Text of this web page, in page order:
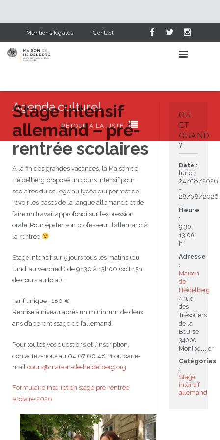
Mentions légales Contact
AGENDA CULTUREL
Événements
Lieux
Catégories
APPRENDRE L’ALLEMAND
Pourquoi apprendre l’allemand
Cours d’allemand
Cours pour adultes
Niveaux de base
Perfectionnement
Cours thématiques
Atelier de chant
Formation professionnelle
Cours enfants / ados
Cours particuliers
Stages intensifs
Centre d’examens
Inscriptions et tarifs
Tandem linguistique
L’allemand dans le scolaire
Infos profs d’allemand
Matériel pédagogique
Formation des enseignants
Infos pour les parents
Section Internationale Allemand
AbiBac
NOS SERVICES
Bibliothèque
Dernières acquisitions
Cercle de lecture
Onleihe – Prêt en ligne
Deutsch-französische Corona-Chroniken
écolotude
Conseil de mobilité
Coaching individuel
Point info
Volontariat écologique
Opportunités
Petites annonces
Parcourir les annonces
Rédiger une annonce
Brieffreunde@correspondants
Classe@Klasse
Inscription pour les classes françaises
Anmeldung für deutsche Klassen
Inscription à notre newsletter
HEIDELBERG & NOUS
Visite en photos
Notre équipe
Equipe de Montpellier
Equipe de Heidelberg
Jumelage Heidelberg / Montpellier
50 ans en 2016
Maison de Montpellier
Plan d’accès
PARTENAIRES
Partenaires institutionnels
Coopérations culturelles et pédagogiques
Réseaux franco-allemands en LR
Réseau d’affaires
Liens utiles
JEU
Les Mystères de Heidelberg
99Ballons
Agenda culturel
RETOUR À LA LISTE 
Stage intensif
allemand – pré-
rentrée scolaires
A la fin des grandes vacances, la Maison de
Heidelberg propose un cours intensif pour
scolaires du collège au lycée qui permet de
revoir les bases de la langue allemande et de
faire un travail approfondi sur l’expression
orale. Pour épater son professeur d’allemand à
la rentrée
Stage intensif sur 5 jours tous les matins (du
lundi au vendredi) de 9h30 à 13h00 (soit 15h
de cours au total).
Tarif unique : 180 €
Remise à niveau après un minimum de deux
ans d’apprentissage de l’allemand.
Pour toutes vos questions et l’inscription,
contactez-nous au 04 67 60 48 11 ou par e-
mail cours@maison-de-heidelberg.org
Formulaire inscription stage pré-rentrée
scolaire 2026
OÙ
ET
QUAND
?
Date :
lundi,
24/08/2026
-
28/08/2026
Heure
:
9:30 -
13:00
h
Adresse
:
Maison
de
Heidelberg
4 rue
des
Trésoriers
de la
Bourse
34000
Montpelllier
Catégories
:
Stage
intensif
allemand